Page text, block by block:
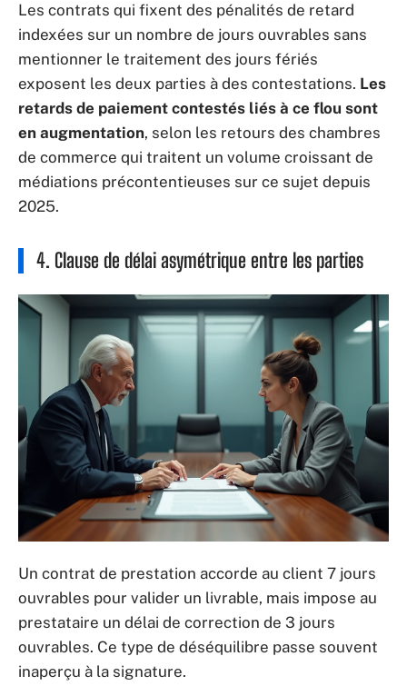
Les contrats qui fixent des pénalités de retard
indexées sur un nombre de jours ouvrables sans
mentionner le traitement des jours fériés
exposent les deux parties à des contestations. Les
retards de paiement contestés liés à ce flou sont
en augmentation, selon les retours des chambres
de commerce qui traitent un volume croissant de
médiations précontentieuses sur ce sujet depuis
2025.
4. Clause de délai asymétrique entre les parties
Un contrat de prestation accorde au client 7 jours
ouvrables pour valider un livrable, mais impose au
prestataire un délai de correction de 3 jours
ouvrables. Ce type de déséquilibre passe souvent
inaperçu à la signature.